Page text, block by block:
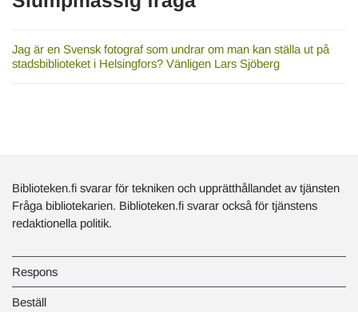
Jag är en Svensk fotograf som undrar om man kan ställa ut på
stadsbiblioteket i Helsingfors? Vänligen Lars Sjöberg
Biblioteken.fi svarar för tekniken och upprätthållandet av tjänsten
Fråga bibliotekarien. Biblioteken.fi svarar också för tjänstens
redaktionella politik.
Respons
Beställ